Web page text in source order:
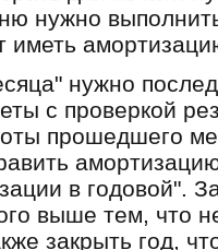
нужно
иметь
нужно
с проверкой
прошедшего
в годовой".
выше тем, что
закрыть год,